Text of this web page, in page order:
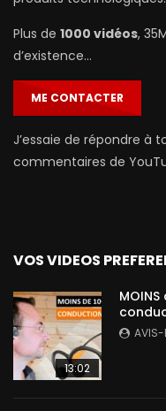
Plus de 1000 vidéos,
d’existence…
ME CONTACTER
J’essaie de répondre à
commentaires de
VOS VIDEOS
13:02
AVIS-